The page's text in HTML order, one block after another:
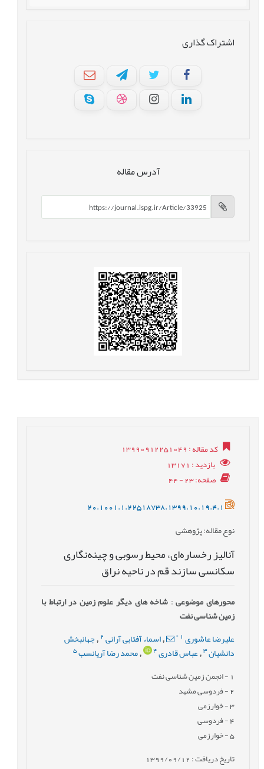
اشتراک گذاری
آدرس مقاله
کد مقاله: 13990912251049
بازدید: 13171
صفحه: 23 - 44
20.1001.1.22518738.1399.10.19.4.1
نوع مقاله: پژوهشی
آنالیز رخساره‌ای، محیط رسوبی و چینه‌نگاری
سکانسی سازند قم در ناحیه نراق
محورهای موضوعی: شاخه های دیگر علوم زمین در ارتباط با
زمین شناسی نفت
علیرضا عاشوری *
,اسماء آفتابی آرانی 2
, جهانبخش
دانشیان 3
,عباس قادری 4
,محمد رضا آریانسب5
- انجمن زمین شناسی نفت
2- فردوسی مشهد
3- خوارزمی
4- فردوسی
5- خوارزمی
تاریخ دریافت : 1399/09/12